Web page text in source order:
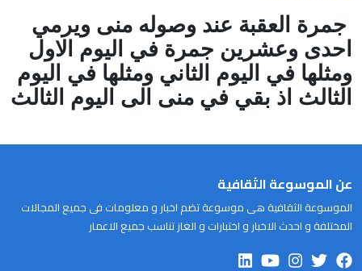
جمرة العقبة عند وصوله منى ويرمي
احدى وعشرين جمرة في اليوم الاول
ومثلها في اليوم الثاني ومثلها في اليوم
الثالث اذ بقي في منى الى اليوم الثالث
عن الموسوعة الثقافية
الموسوعة الثقافية هى موسوعة تضم اخبار و معلومات فى جميع المجالات
المختلفة و احدث الاخبار و اختبارات و الغاز تناسب جميع الاعمار